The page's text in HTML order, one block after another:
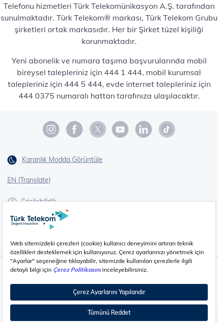
Telefonu hizmetleri Türk Telekomünikasyon A.Ş. tarafından
sunulmaktadır. Türk Telekom® markası, Türk Telekom Grubu
şirketleri ortak markasıdır. Her bir Şirket tüzel kişiliği
korunmaktadır.
Yeni abonelik ve numara taşıma başvurularında mobil
bireysel talepleriniz için 444 1 444, mobil kurumsal
talepleriniz için 444 5 444, evde internet talepleriniz için
444 0375 numaralı hattan tarafınıza ulaşılacaktır.
Karanlık Modda Görüntüle
EN (Translate)
Erişilebilirlik
İşaret Dili Çevirisi
Çerez Ayarları